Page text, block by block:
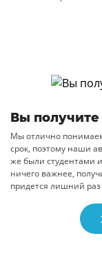
Вы получите
Мы отлично
срок, поэтому наши
же были студентами
ничего важнее,
придется лишний раз